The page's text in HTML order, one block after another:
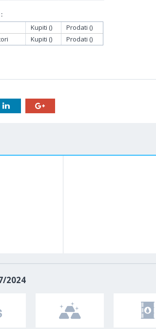
Kupiti ()
Prodati ()
Kupiti () Prodati ()
2024